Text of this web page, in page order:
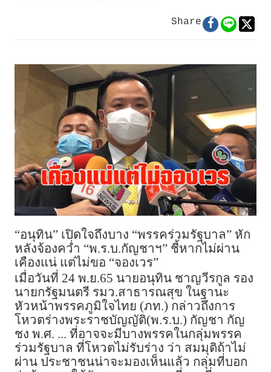
Share
“อนุทิน” เปิดใจถึงบาง “พรรคร่วมรัฐบาล” หัก
หลังจ้องคว่ำ “พ.ร.บ.กัญชาฯ” ชี้หากไม่ผ่าน
เคืองแน่ แต่ไม่ขอ “จองเวร”
เมื่อวันที่ 24 พ.ย.65 นายอนุทิน ชาญวีรกูล รอง
นายกรัฐมนตรี รมว.สาธารณสุข ในฐานะ
หัวหน้าพรรคภูมิใจไทย (ภท.) กล่าวถึงการ
โหวตร่างพระราชบัญญัติ(พ.ร.บ.) กัญชา กัญ
ชง พ.ศ. ... ที่อาจจะมีบางพรรคในกลุ่มพรรค
ร่วมรัฐบาล ที่โหวตไม่รับร่าง ว่า สมมุติถ้าไม่
ผ่าน ประชาชนน่าจะมองเห็นแล้ว กลุ่มที่บอก